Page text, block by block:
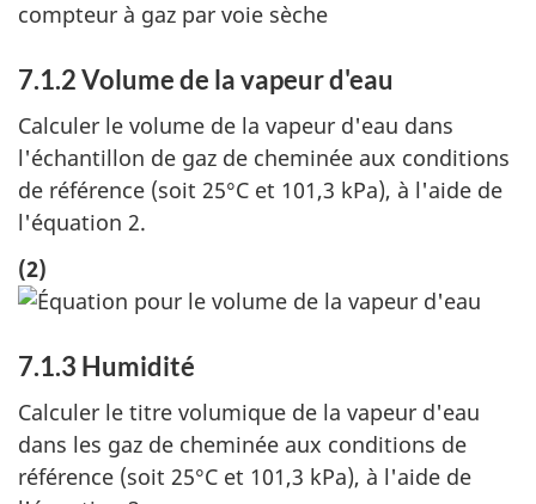
7.1.2 Volume de la vapeur d'eau
Calculer le volume de la vapeur d'eau dans
l'échantillon de gaz de cheminée aux conditions
de référence (soit 25°C et 101,3 kPa), à l'aide de
l'équation 2.
(2)
7.1.3 Humidité
Calculer le titre volumique de la vapeur d'eau
dans les gaz de cheminée aux conditions de
référence (soit 25°C et 101,3 kPa), à l'aide de